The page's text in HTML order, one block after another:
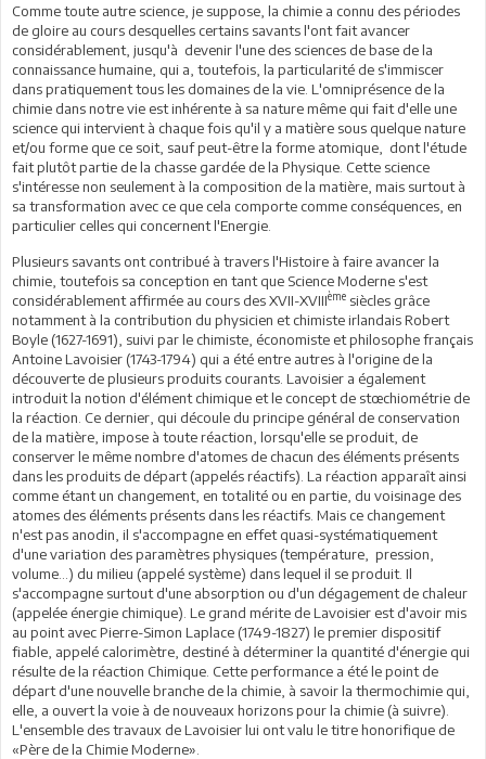
Comme toute autre science, je suppose, la chimie a connu des périodes
de gloire au cours desquelles certains savants l'ont fait avancer
considérablement, jusqu'à devenir l'une des sciences de base de la
connaissance humaine, qui a, toutefois, la particularité de s'immiscer
dans pratiquement tous les domaines de la vie. L'omniprésence de la
chimie dans notre vie est inhérente à sa nature même qui fait d'elle une
science qui intervient à chaque fois qu'il y a matière sous quelque nature
et/ou forme que ce soit, sauf peut-être la forme atomique, dont l'étude
fait plutôt partie de la chasse gardée de la Physique. Cette science
s'intéresse non seulement à la composition de la matière, mais surtout à
sa transformation avec ce que cela comporte comme conséquences, en
particulier celles qui concernent l'Energie.
Plusieurs savants ont contribué à travers l'Histoire à faire avancer la
chimie, toutefois sa conception en tant que Science Moderne s'est
considérablement affirmée au cours des XVII-XVIIIème siècles grâce
notamment à la contribution du physicien et chimiste irlandais Robert
Boyle (1627-1691), suivi par le chimiste, économiste et philosophe français
Antoine Lavoisier (1743-1794) qui a été entre autres à l'origine de la
découverte de plusieurs produits courants. Lavoisier a également
introduit la notion d'élément chimique et le concept de stœchiométrie de
la réaction. Ce dernier, qui découle du principe général de conservation
de la matière, impose à toute réaction, lorsqu'elle se produit, de
conserver le même nombre d'atomes de chacun des éléments présents
dans les produits de départ (appelés réactifs). La réaction apparaît ainsi
comme étant un changement, en totalité ou en partie, du voisinage des
atomes des éléments présents dans les réactifs. Mais ce changement
n'est pas anodin, il s'accompagne en effet quasi-systématiquement
d'une variation des paramètres physiques (température, pression,
volume...) du milieu (appelé système) dans lequel il se produit. Il
s'accompagne surtout d'une absorption ou d'un dégagement de chaleur
(appelée énergie chimique). Le grand mérite de Lavoisier est d'avoir mis
au point avec Pierre-Simon Laplace (1749-1827) le premier dispositif
fiable, appelé calorimètre, destiné à déterminer la quantité d'énergie qui
résulte de la réaction Chimique. Cette performance a été le point de
départ d'une nouvelle branche de la chimie, à savoir la thermochimie qui,
elle, a ouvert la voie à de nouveaux horizons pour la chimie (à suivre).
L'ensemble des travaux de Lavoisier lui ont valu le titre honorifique de
«Père de la Chimie Moderne».